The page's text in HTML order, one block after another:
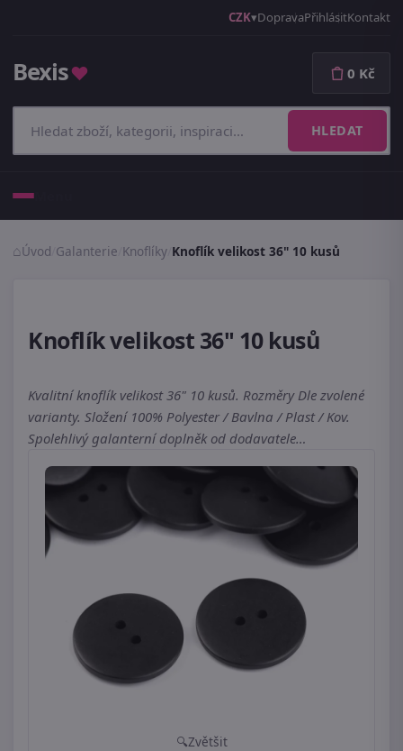
CZK DopravaPřihlásitKontakt
Bexis♥
HLEDAT
0 Kč
Úvod Galanterie Knoflíky Knoflík velikost 36" 10 kusů
Knoflík velikost 36" 10 kusů
Kvalitní knoflík velikost 36" 10 kusů. Rozměry Dle zvolené
varianty. Složení 100% Polyester / Bavlna / Plast / Kov.
Spolehlivý galanterní doplněk od dodavatele…
Zvětšit